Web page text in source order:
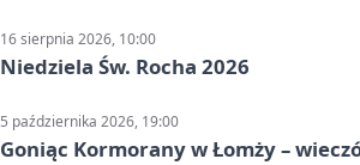
16 sierpnia 2026, 10:00
Niedziela Św. Rocha 2026
5 października 2026, 19:00
Goniąc Kormorany w Łomży –